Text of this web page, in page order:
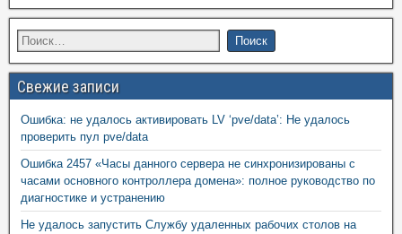
Свежие записи
Ошибка: не удалось активировать LV ‘pve/data’: Не удалось
проверить пул pve/data
Ошибка 2457 «Часы данного сервера не синхронизированы с
часами основного контроллера домена»: полное руководство по
диагностике и устранению
Не удалось запустить Службу удаленных рабочих столов на